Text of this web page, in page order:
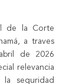
de la Corte
a traves
de 2026
relevancia
seguridad